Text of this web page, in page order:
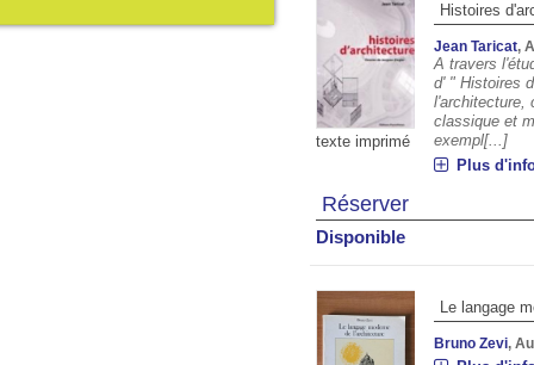
texte imprimé
Histoires
Jean Taricat,
A travers
d' " Histoires
l'architecture,
classique et
exempl[...]
Plus
Réserver
Disponible
Le langage
Bruno Zevi,